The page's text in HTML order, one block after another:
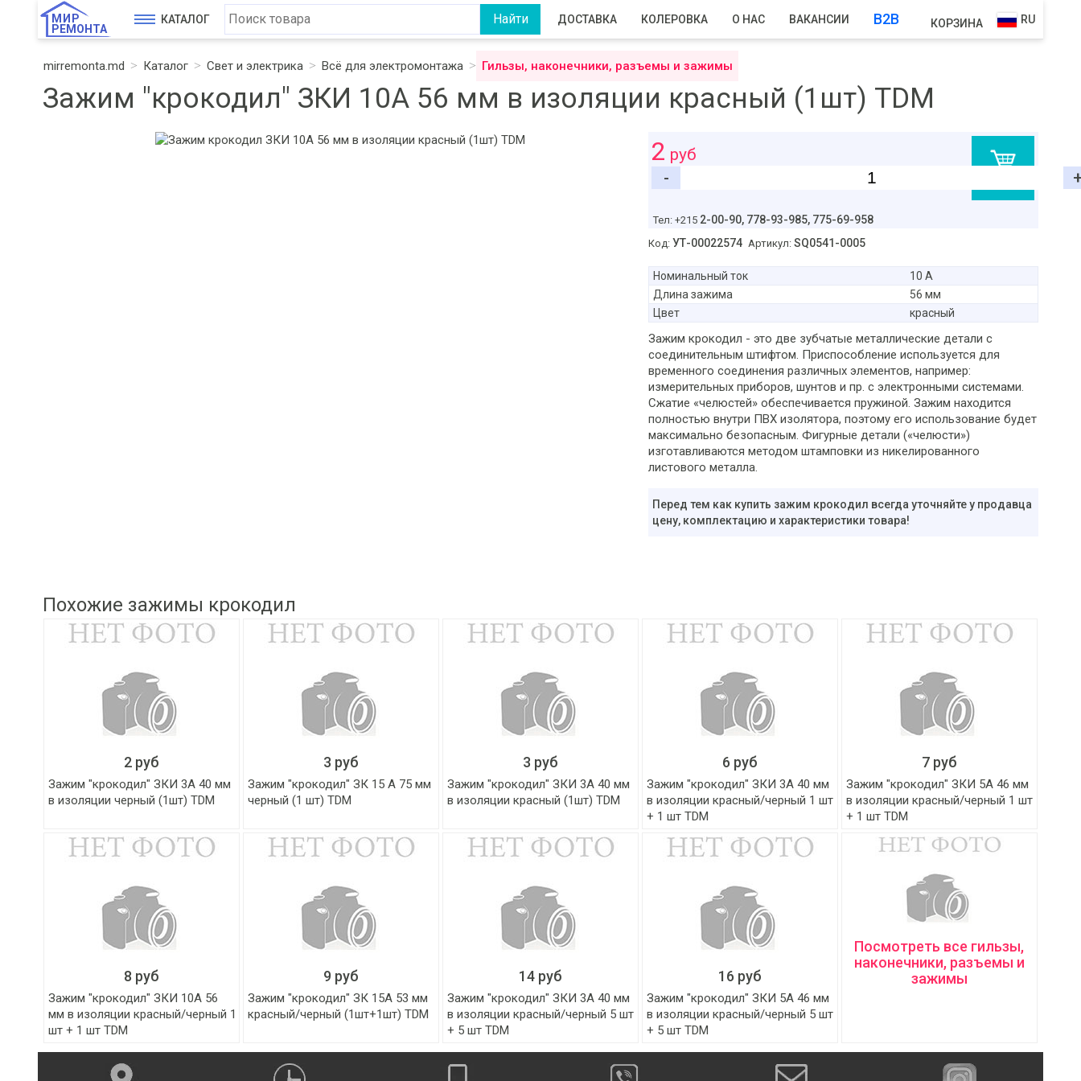
МИР
РЕМОНТА
КАТАЛОГ ДОСТАВКА КОЛЕРОВКА О НАС ВАКАНСИИ B2B КОРЗИНА RU
mirremonta.md Каталог Свет и электрика Всё для электромонтажа Гильзы, наконечники, разъемы и зажимы
Зажим "крокодил" ЗКИ 10А 56 мм в изоляции красный (1шт) TDM
2 руб
-
Тел: +215 2-00-90, 778-93-985, 775-69-958
Код: УТ-00022574 Артикул: SQ0541-0005
Номинальный ток
10 А
Длина зажима
56 мм
Цвет
красный
Зажим крокодил - это две зубчатые металлические детали с
соединительным штифтом. Приспособление используется для
временного соединения различных элементов, например:
измерительных приборов, шунтов и пр. с электронными системами.
Сжатие «челюстей» обеспечивается пружиной. Зажим находится
полностью внутри ПВХ изолятора, поэтому его использование будет
максимально безопасным. Фигурные детали («челюсти»)
изготавливаются методом штамповки из никелированного
листового металла.
Перед тем как купить зажим крокодил всегда уточняйте у продавца
цену, комплектацию и характеристики товара!
Похожие зажимы крокодил
2 руб
Зажим "крокодил" ЗКИ 3А 40 мм
в изоляции черный (1шт) TDM
3 руб
Зажим "крокодил" ЗК 15 А 75 мм
черный (1 шт) TDM
3 руб
Зажим "крокодил" ЗКИ 3А 40 мм
в изоляции красный (1шт) TDM
6 руб
Зажим "крокодил" ЗКИ 3А 40 мм
в изоляции красный/черный 1 шт
+ 1 шт TDM
7 руб
Зажим "крокодил" ЗКИ 5А 46 мм
в изоляции красный/черный 1 шт
+ 1 шт TDM
8 руб
Зажим "крокодил" ЗКИ 10А 56
мм в изоляции красный/черный 1
шт + 1 шт TDM
9 руб
Зажим "крокодил" ЗК 15А 53 мм
красный/черный (1шт+1шт) TDM
14 руб
Зажим "крокодил" ЗКИ 3А 40 мм
в изоляции красный/черный 5 шт
+ 5 шт TDM
16 руб
Зажим "крокодил" ЗКИ 5А 46 мм
в изоляции красный/черный 5 шт
+ 5 шт TDM
Посмотреть все гильзы,
наконечники, разъемы и
зажимы